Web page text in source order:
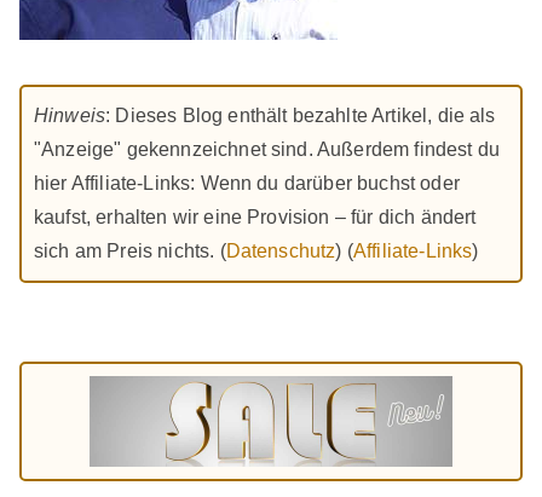
Hinweis: Dieses Blog enthält bezahlte Artikel, die als
"Anzeige" gekennzeichnet sind. Außerdem findest du
hier Affiliate-Links: Wenn du darüber buchst oder
kaufst, erhalten wir eine Provision – für dich ändert
sich am Preis nichts. (Datenschutz) (Affiliate-Links)